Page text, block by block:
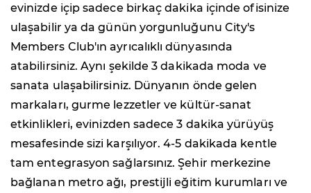
evinizde içip sadece birkaç dakika içinde ofisinize
ulaşabilir ya da günün yorgunluğunu City's
Members Club'ın ayrıcalıklı dünyasında
atabilirsiniz. Aynı şekilde 3 dakikada moda ve
sanata ulaşabilirsiniz. Dünyanın önde gelen
markaları, gurme lezzetler ve kültür-sanat
etkinlikleri, evinizden sadece 3 dakika yürüyüş
mesafesinde sizi karşılıyor. 4-5 dakikada kentle
tam entegrasyon sağlarsınız. Şehir merkezine
bağlanan metro ağı, prestijli eğitim kurumları ve